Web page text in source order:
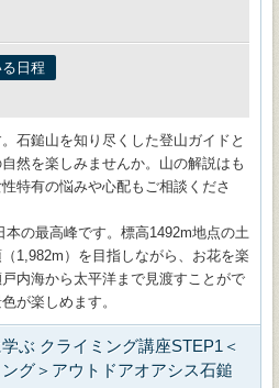
日程
石鎚山を知り尽くした登山ガイドと
然を楽しみませんか。山の解説はも
特有の悩みや心配もご相談くださ
の最高峰です。標高1492m地点の土
1,982m）を目指しながら、お花を楽
内海から太平洋まで見渡すことがで
が楽しめます。
ぶ クライミング講座STEP1＜
グ＞アウトドアオアシス石鎚